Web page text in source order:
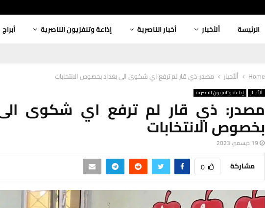
الرئيسة ألأخبار أخبار الناصرية إذاعة وتلفزيون الناصرية أبراج
Home ألأخبار مصدر: ذي قار لم ترفع اي شكوى الى بغداد بخصوص الانتخابات
ألأخبار إذاعة وتلفزيون الناصرية
مصدر: ذي قار لم ترفع اي شكوى
بخصوص الانتخابات
19 ديسمبر، 2023
مشاركة 0